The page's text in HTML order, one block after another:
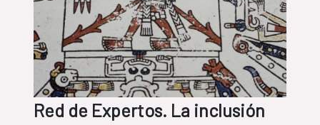
Red de Expertos. La inclusión